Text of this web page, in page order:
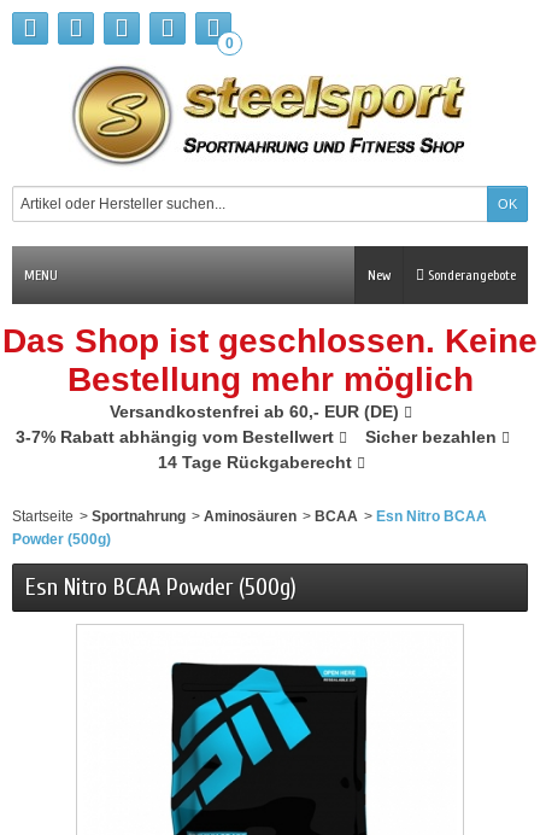
0
MENU Sonderangebote
New
Das Shop ist geschlossen. Keine
Bestellung mehr möglich
Versandkostenfrei ab 60,- EUR (DE)
3-7% Rabatt abhängig vom Bestellwert
Sicher bezahlen
14 Tage Rückgaberecht
Startseite > Sportnahrung > Aminosäuren > BCAA > Esn Nitro BCAA
Powder (500g)
Esn Nitro BCAA Powder (500g)